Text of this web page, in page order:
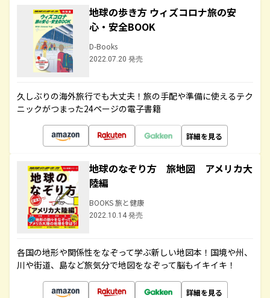
地球の歩き方 ウィズコロナ旅の安
心・安全BOOK
D-Books
2022.07.20 発売
久しぶりの海外旅行でも大丈夫！旅の手配や準備に使えるテク
ニックがつまった24ページの電子書籍
詳細を見る
地球のなぞり方 旅地図 アメリカ大
陸編
BOOKS 旅と健康
2022.10.14 発売
各国の地形や関係性をなぞって学ぶ新しい地図本！国境や州、
川や街道、島など旅気分で地図をなぞって脳もイキイキ！
詳細を見る